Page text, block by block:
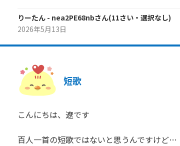
りーたん - nea2PE68nbさん(11さい・ 選択なし)
2026年5月13日
短歌
こんにちは、遼です
百人一首の短歌ではないと思うんですけど…